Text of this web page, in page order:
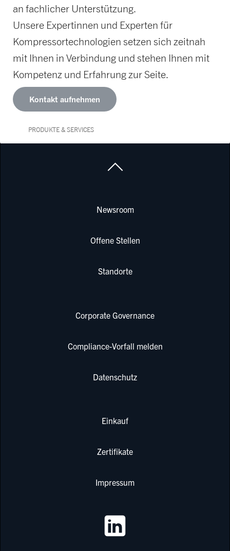
an fachlicher Unterstützung.
Unsere Expertinnen und Experten für
Kompressortechnologien setzen sich zeitnah
mit Ihnen in Verbindung und stehen Ihnen mit
Kompetenz und Erfahrung zur Seite.
Kontakt aufnehmen
PRODUKTE & SERVICES
Newsroom
Offene Stellen
Standorte
Corporate Governance
Compliance-Vorfall melden
Datenschutz
Einkauf
Zertifikate
Impressum